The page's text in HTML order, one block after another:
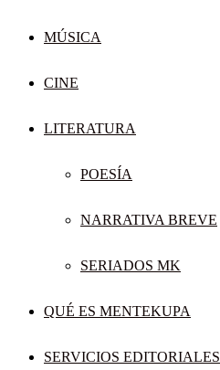
MÚSICA
CINE
LITERATURA
POESÍA
NARRATIVA BREVE
SERIADOS MK
QUÉ ES MENTEKUPA
SERVICIOS EDITORIALES